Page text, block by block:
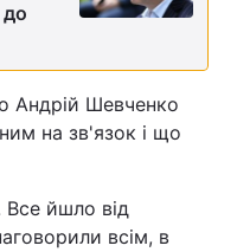
до
Андрій Шевченко
на зв'язок і що
йшло від
всім, в